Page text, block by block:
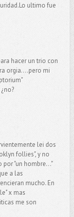
ultimo fue
hacer un trio con
orgia....pero mi
lei dos
follies", y no
"un hombre..."
a las
mucho. En
x mas
me son